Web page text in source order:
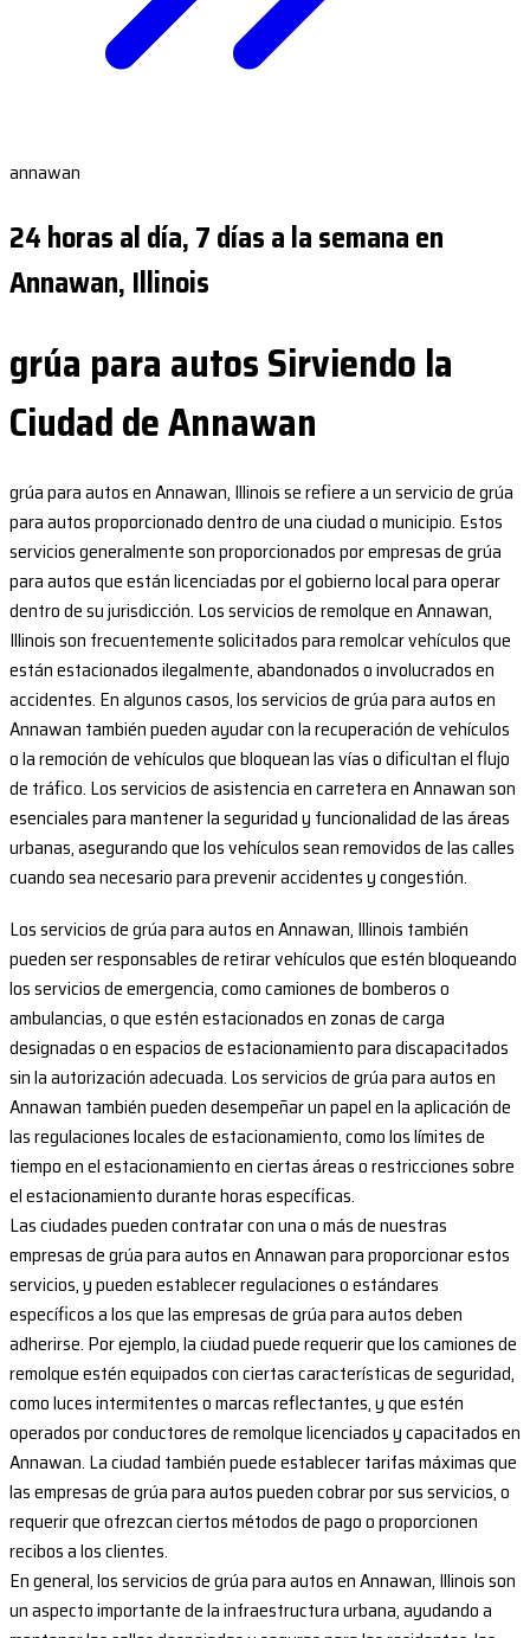
annawan
24 horas al día, 7 días a la semana en
Annawan, Illinois
grúa para autos Sirviendo la
Ciudad de Annawan
grúa para autos en Annawan, Illinois se refiere a un servicio de grúa
para autos proporcionado dentro de una ciudad o municipio. Estos
servicios generalmente son proporcionados por empresas de grúa
para autos que están licenciadas por el gobierno local para operar
dentro de su jurisdicción. Los servicios de remolque en Annawan,
Illinois son frecuentemente solicitados para remolcar vehículos que
están estacionados ilegalmente, abandonados o involucrados en
accidentes. En algunos casos, los servicios de grúa para autos en
Annawan también pueden ayudar con la recuperación de vehículos
o la remoción de vehículos que bloquean las vías o dificultan el flujo
de tráfico. Los servicios de asistencia en carretera en Annawan son
esenciales para mantener la seguridad y funcionalidad de las áreas
urbanas, asegurando que los vehículos sean removidos de las calles
cuando sea necesario para prevenir accidentes y congestión.
Los servicios de grúa para autos en Annawan, Illinois también
pueden ser responsables de retirar vehículos que estén bloqueando
los servicios de emergencia, como camiones de bomberos o
ambulancias, o que estén estacionados en zonas de carga
designadas o en espacios de estacionamiento para discapacitados
sin la autorización adecuada. Los servicios de grúa para autos en
Annawan también pueden desempeñar un papel en la aplicación de
las regulaciones locales de estacionamiento, como los límites de
tiempo en el estacionamiento en ciertas áreas o restricciones sobre
el estacionamiento durante horas específicas.
Las ciudades pueden contratar con una o más de nuestras
empresas de grúa para autos en Annawan para proporcionar estos
servicios, y pueden establecer regulaciones o estándares
específicos a los que las empresas de grúa para autos deben
adherirse. Por ejemplo, la ciudad puede requerir que los camiones de
remolque estén equipados con ciertas características de seguridad,
como luces intermitentes o marcas reflectantes, y que estén
operados por conductores de remolque licenciados y capacitados en
Annawan. La ciudad también puede establecer tarifas máximas que
las empresas de grúa para autos pueden cobrar por sus servicios, o
requerir que ofrezcan ciertos métodos de pago o proporcionen
recibos a los clientes.
En general, los servicios de grúa para autos en Annawan, Illinois son
un aspecto importante de la infraestructura urbana, ayudando a